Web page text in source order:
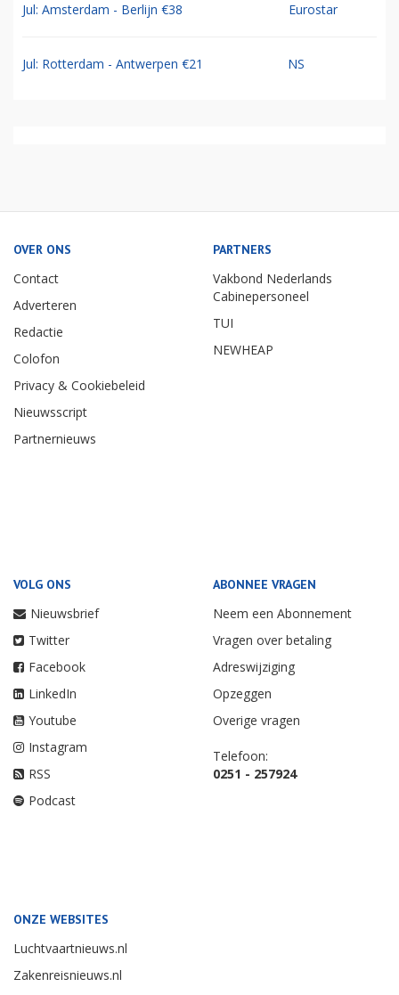
Jul: Amsterdam - Berlijn €38 Eurostar
Jul: Rotterdam - Antwerpen €21 NS
OVER ONS
Contact
Adverteren
Redactie
Colofon
Privacy & Cookiebeleid
Nieuwsscript
Partnernieuws
PARTNERS
Vakbond Nederlands
Cabinepersoneel
TUI
NEWHEAP
VOLG ONS
Nieuwsbrief
Twitter
Facebook
LinkedIn
Youtube
Instagram
RSS
Podcast
ABONNEE VRAGEN
Neem een Abonnement
Vragen over betaling
Adreswijziging
Opzeggen
Overige vragen
Telefoon:
0251 - 257924
ONZE WEBSITES
Luchtvaartnieuws.nl
Zakenreisnieuws.nl